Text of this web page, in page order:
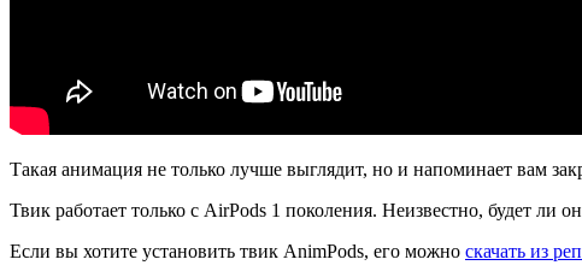
Такая анимация не только лучше выглядит, но и напоминает вам
Твик работает только с AirPods 1 поколения. Неизвестно, будет
Если вы хотите установить твик AnimPods, его можно скачать из